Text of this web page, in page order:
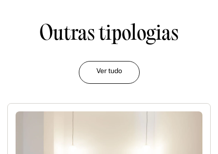
Outras tipologias
Ver tudo